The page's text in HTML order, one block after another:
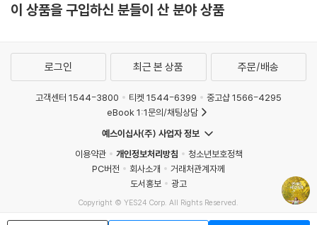
이 상품을 구입하신 분들이 산 분야 상품
로그인 최근 본 상품 주문/배송
고객센터 1544-3800 티켓 1544-6399
중고샵 1566-4295
eBook 1:1문의/채팅상담
예스이십사(주) 사업자 정보
이용약관
개인정보처리방침
청소년보호정책
PC버전
회사소개
거래처관계자께
도서홍보
광고
Copyright © YES24 Corp. All Rights Reserved.